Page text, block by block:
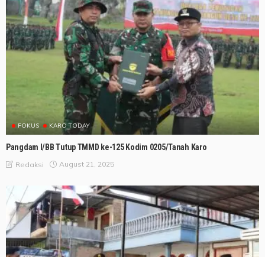
FOKUS KARO TODAY
Pangdam I/BB Tutup TMMD ke-125 Kodim 0205/Tanah Karo
Redaksi August 21, 2025